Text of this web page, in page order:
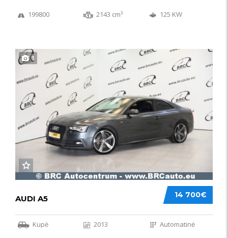
199800 2143 cm³ 125 KW
1
14 700€
AUDI A5
Kupė 2013 Automatinė